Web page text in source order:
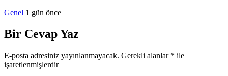
Genel 1 gün önce
Bir Cevap Yaz
E-posta adresiniz yayınlanmayacak. Gerekli alanlar * ile
işaretlenmişlerdir